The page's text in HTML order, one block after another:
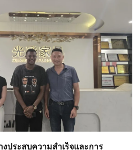
งประสบความสำเร็จและการ